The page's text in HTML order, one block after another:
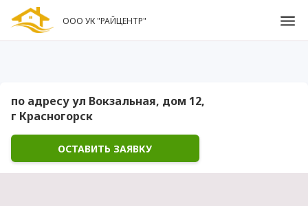
ООО УК "РАЙЦЕНТР"
по адресу ул Вокзальная, дом 12,
г Красногорск
ОСТАВИТЬ ЗАЯВКУ